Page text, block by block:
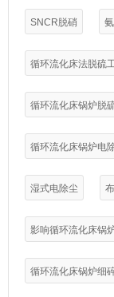
SNCR脱硝
循环流化床法脱硫
循环流化床锅炉脱
循环流化床锅炉电
湿式电除尘
影响循环流化床锅
循环流化床锅炉细